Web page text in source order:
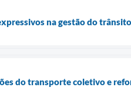
na gestão do trânsito
do transporte coletivo e